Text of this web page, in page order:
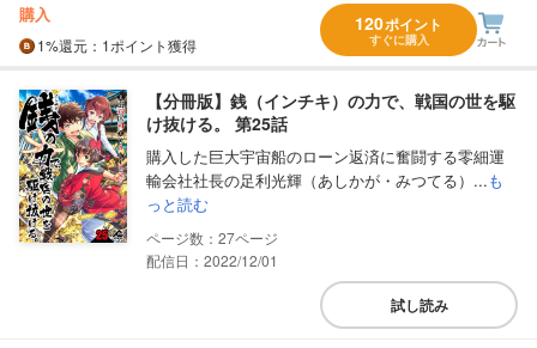
購入
1%還元 ：1ポイント獲得
120ポイント
すぐに購入
【分冊版】銭（インチキ）の力で、戦国の世を駆
け抜ける。 第25話
購入した巨大宇宙船のローン返済に奮闘する零細運
輸会社社長の足利光輝（あしかが・みつてる）...も
っと読む
27
配信日：2022/12/01
試し読み